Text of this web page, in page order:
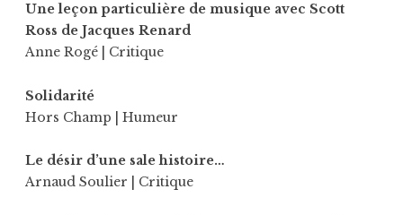
Une leçon particulière de musique avec Scott
Ross de Jacques Renard
Anne Rogé | Critique
Solidarité
Hors Champ | Humeur
Le désir d’une sale histoire…
Arnaud Soulier | Critique